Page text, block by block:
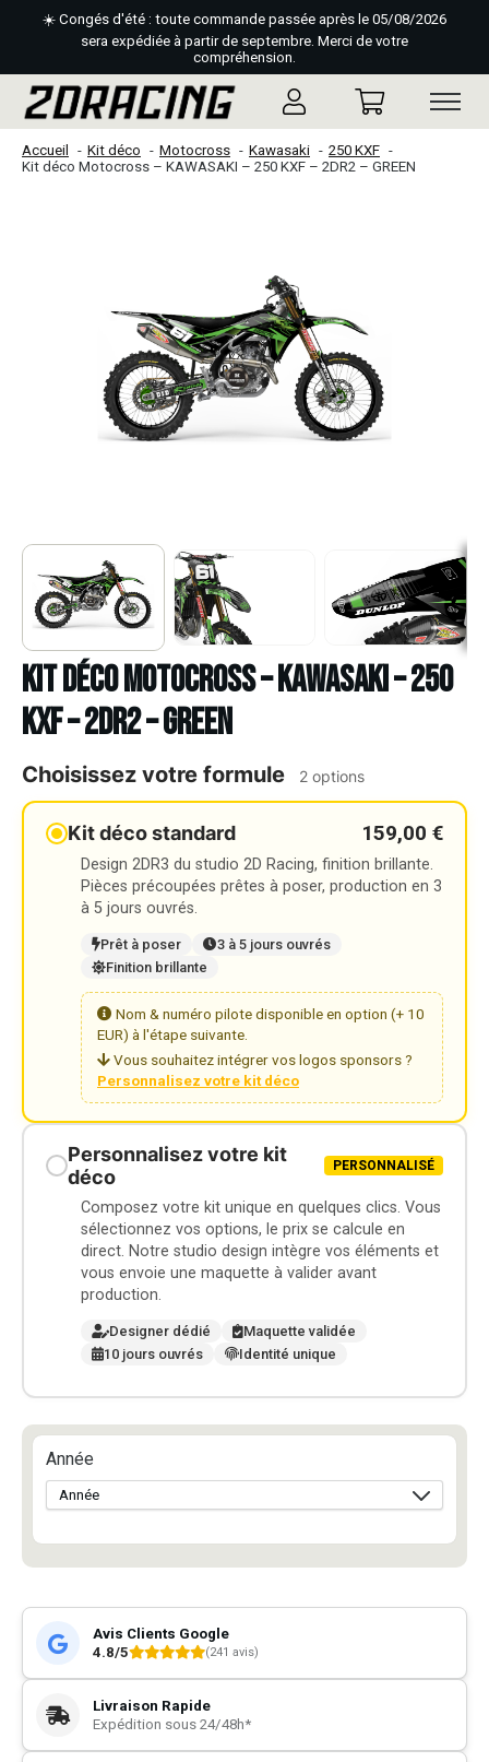
☀️ Congés d'été : toute commande passée après le 05/08/2026
sera expédiée à partir de septembre. Merci de votre
compréhension.
Accueil Kit déco Motocross Kawasaki
250 KXF
Kit déco Motocross – KAWASAKI – 250 KXF – 2DR2 – GREEN
Kit déco Motocross – KAWASAKI – 250
KXF – 2DR2 – GREEN
Choisissez votre formule 2 options
Kit déco standard 159,00 €
Design 2DR3 du studio 2D Racing, finition brillante.
Pièces précoupées prêtes à poser, production en 3
à 5 jours ouvrés.
Prêt à poser
3 à 5 jours ouvrés
Finition brillante
Nom & numéro pilote disponible en option (+ 10
EUR) à l'étape suivante.
Vous souhaitez intégrer vos logos sponsors ?
Personnalisez votre kit déco
Personnalisez votre kit
déco
PERSONNALISÉ
Composez votre kit unique en quelques clics. Vous
sélectionnez vos options, le prix se calcule en
direct. Notre studio design intègre vos éléments et
vous envoie une maquette à valider avant
production.
Designer dédié
Maquette validée
10 jours ouvrés
Identité unique
Année
Avis Clients Google
4.8/5
(241 avis)
Livraison Rapide
Expédition sous 24/48h*